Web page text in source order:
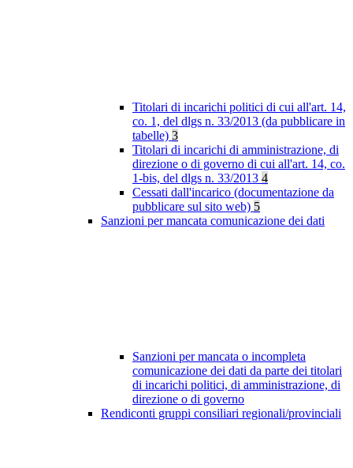
Titolari di incarichi politici di cui all'art. 14,
co. 1, del dlgs n. 33/2013 (da pubblicare in
tabelle) 3
Titolari di incarichi di amministrazione, di
direzione o di governo di cui all'art. 14, co.
1-bis, del dlgs n. 33/2013 4
Cessati dall'incarico (documentazione da
pubblicare sul sito web) 5
Sanzioni per mancata comunicazione dei dati
Sanzioni per mancata o incompleta
comunicazione dei dati da parte dei titolari
di incarichi politici, di amministrazione, di
direzione o di governo
Rendiconti gruppi consiliari regionali/provinciali